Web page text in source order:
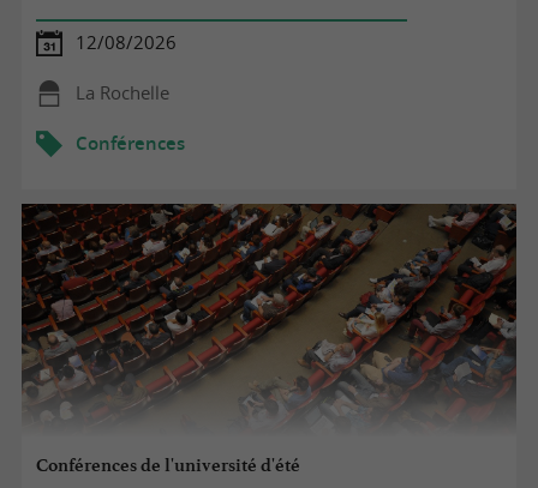
12/08/2026
La Rochelle
Conférences
Conférences de l'université d'été